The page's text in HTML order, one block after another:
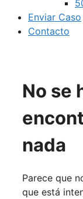
Enviar Caso
Contacto
No se
nada
Parece que
que está